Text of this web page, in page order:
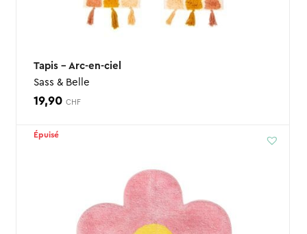
Tapis – Arc-en-ciel
Sass & Belle
19,90 CHF
Épuisé